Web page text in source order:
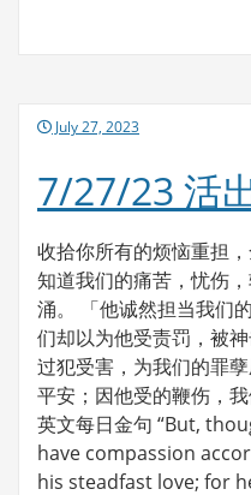
PostedJuly 27, 2023
7/27/23 活
收拾你所有的烦恼重担
知道我们的痛苦，忧伤
涌。 「他诚然担当我们
们却以为他受责罚，被
过犯受害，为我们的罪
平安；因他受的鞭伤，
英文每日金句 “But,
have compassion
his steadfast love; for